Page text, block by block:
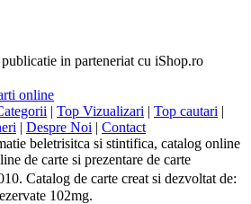
in parteneriat cu iShop.ro
| Top Vizualizari | Top cautari |
| Despre Noi | Contact
beletrisitca si stintifica, catalog online
de carte si prezentare de carte
Catalog de carte creat si dezvoltat de:
102mg.